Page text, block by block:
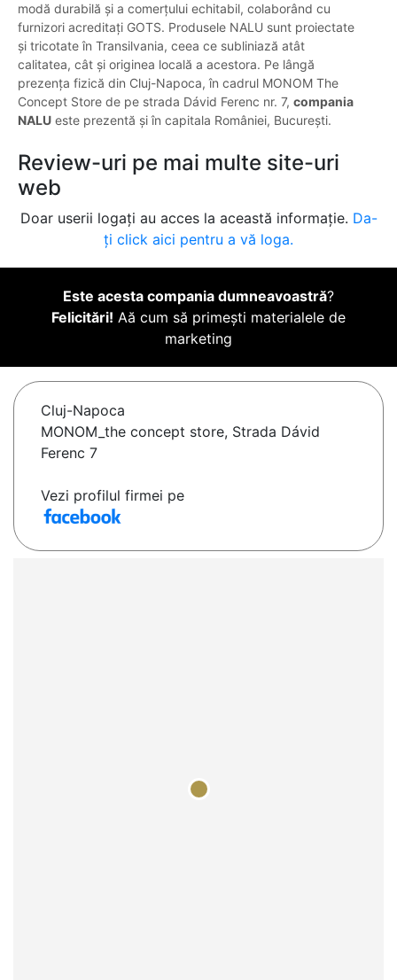
modă durabilă și a comerțului echitabil, colaborând cu
furnizori acreditați GOTS. Produsele NALU sunt proiectate
și tricotate în Transilvania, ceea ce subliniază atât
calitatea, cât și originea locală a acestora. Pe lângă
prezența fizică din Cluj-Napoca, în cadrul MONOM The
Concept Store de pe strada Dávid Ferenc nr. 7, compania
NALU este prezentă și în capitala României, București.
Review-uri pe mai multe site-uri
web
Doar userii logați au acces la această informație. Da-
ți click aici pentru a vă loga.
Este acesta compania dumneavoastră?
Felicitări! Aă cum să primești materialele de
marketing
Cluj-Napoca
MONOM_the concept store, Strada Dávid
Ferenc 7
Vezi profilul firmei pe